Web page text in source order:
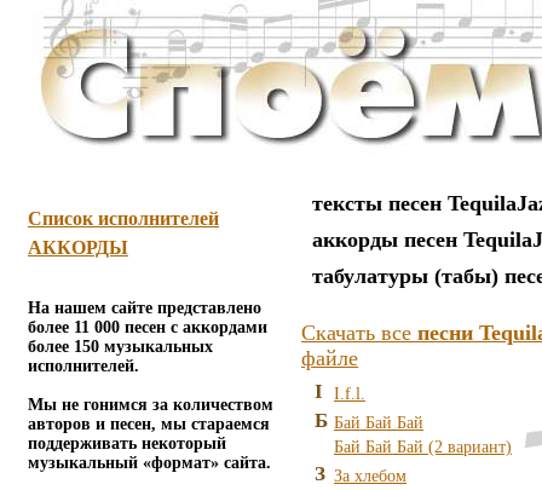
Список исполнителей
АККОРДЫ
На нашем сайте представлено
более 11 000 песен с аккордами
более 150 музыкальных
исполнителей.
Мы не гонимся за количеством
авторов и песен, мы стараемся
поддерживать некоторый
музыкальный «формат» сайта.
тексты песен
аккорды песен
табулатуры (табы)
Скачать все песни
файле
I I.f.l.
Б Бай Бай Бай
Бай Бай Бай (2 вариант)
З За хлебом